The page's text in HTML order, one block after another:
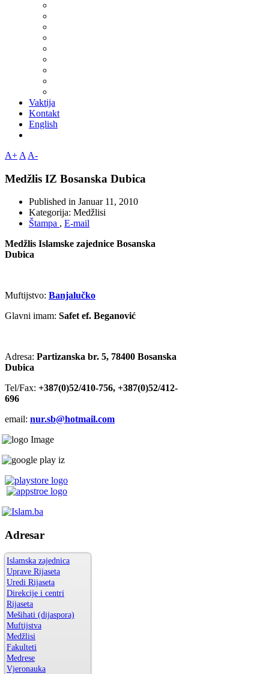
Vaktija
Kontakt
English
A+ A A-
Medžlis IZ Bosanska Dubica
Published in Januar 11, 2010
Kategorija: Medžlisi
Štampa , E-mail
Medžlis Islamske zajednice Bosanska
Dubica
Muftijstvo: Banjalučko
Glavni imam: Safet ef. Beganović
Adresa: Partizanska br. 5, 78400 Bosanska
Dubica
Tel/Fax: +387(0)52/410-756, +387(0)52/412-
696
email: nur.sb@hotmail.com
Adresar
Islamska zajednica
Uprave Rijaseta
Uredi Rijaseta
Direkcije i centri
Rijaseta
Mešihati (dijaspora)
Muftijstva
Medžlisi
Fakulteti
Medrese
Vjeronauka